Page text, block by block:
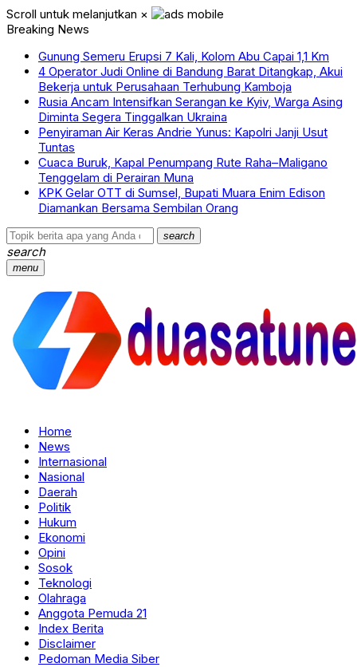
Scroll untuk melanjutkan ×
Breaking News
Gunung Semeru Erupsi 7 Kali, Kolom Abu Capai 1,1 Km
4 Operator Judi Online di Bandung Barat Ditangkap, Akui
Bekerja untuk Perusahaan Terhubung Kamboja
Rusia Ancam Intensifkan Serangan ke Kyiv, Warga Asing
Diminta Segera Tinggalkan Ukraina
Penyiraman Air Keras Andrie Yunus: Kapolri Janji Usut
Tuntas
Cuaca Buruk, Kapal Penumpang Rute Raha–Maligano
Tenggelam di Perairan Muna
KPK Gelar OTT di Sumsel, Bupati Muara Enim Edison
Diamankan Bersama Sembilan Orang
search
search
menu
Home
News
Internasional
Nasional
Daerah
Politik
Hukum
Ekonomi
Opini
Sosok
Teknologi
Olahraga
Anggota Pemuda 21
Index Berita
Disclaimer
Pedoman Media Siber